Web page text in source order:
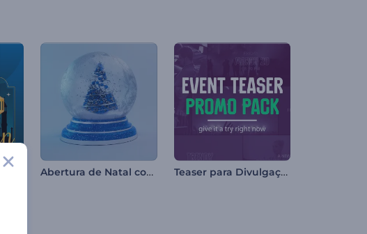
Abertura de Natal com Globo de Neve Teaser para Divulgação de Eventos